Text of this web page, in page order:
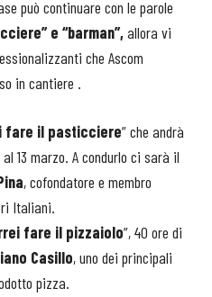
può continuare con le parole
e “barman”,allora vi
che Ascom
in cantiere .
fare il pasticciere” che andrà
13 marzo. A condurlo ci sarà il
, cofondatore e membro
Italiani.
fare il pizzaiolo”, 40 ore di
Casillo, uno dei principali
pizza.